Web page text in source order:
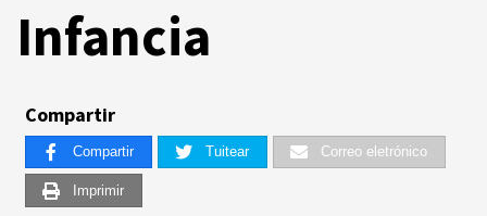
Infancia
Compartir
Compartir Tuitear Correo eletrónico
Imprimir